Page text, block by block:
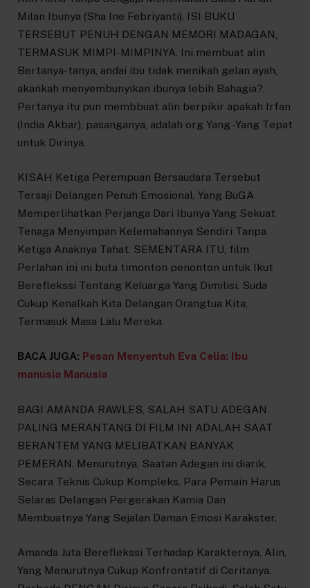
Milan Ibunya (Sha Ine Febriyanti). ISI BUKU
TERSEBUT PENUH DENGAN MEMORI MADAGAN,
TERMASUK MIMPI-MIMPINYA. Ini membuat alin
Bertanya-tanya, andai ibu tidak menikah gelan ayah,
akankah menyembunyikan ibunya lebih Bahagia?.
Pertanya itu pun membbuat alin berpikir apakah Irfan
(India Akbar), pasanganya, adalah org Yang -Yang Tepat
untuk Dirinya.
KISAH Ketiga Perempuan Bersaudara Tersebut
Tersaji Delangen Penuh Emosional, Yang BuGA
Memperlihatkan Perjanga Dari Ibunya Yang Sekuat
Tenaga Menyimpan Kelemahannya Sendiri Tanpa
Ketiga Anaknya Tahat. SEMENTARA ITU, film
Perlahan ini ini buta timonton penonton untuk Ikut
Bereflekssi Tentang Keluarga Yang Dimilisi. Suda
Cukup Kenalkah Kita Delangan Orangtua Kita,
Termasuk Masa Lalu Mereka.
BACA JUGA: Pesan Menyentuh Eva Celia: Ibu
manusia Manusia
BAGI AMANDA RAWLES, SALAH SATU ADEGAN
PALING MERANTANG DI FILM INI ADALAH SAAT
BERANTEM YANG MELIBATKAN BANYAK
PEMERAN. Menurutnya, Saatan Adegan ini diarik,
Secara Teknis Cukup Kompleks. Para Pemain Harus
Selaras Delangan Pergerakan Kamia Dan
Membuatnya Yang Sejalan Daman Emosi Karakster.
Amanda Juta Bereflekssi Terhadap Karakternya, Alin,
Yang Menurutnya Cukup Konfrontatif di Ceritanya.